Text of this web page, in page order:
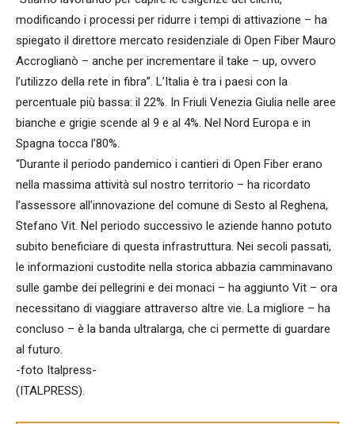
modificando i processi per ridurre i tempi di attivazione – ha
spiegato il direttore mercato residenziale di Open Fiber Mauro
Accroglianò – anche per incrementare il take – up, ovvero
l’utilizzo della rete in fibra”. L’Italia è tra i paesi con la
percentuale più bassa: il 22%. In Friuli Venezia Giulia nelle aree
bianche e grigie scende al 9 e al 4%. Nel Nord Europa e in
Spagna tocca l’80%.
“Durante il periodo pandemico i cantieri di Open Fiber erano
nella massima attività sul nostro territorio – ha ricordato
l’assessore all’innovazione del comune di Sesto al Reghena,
Stefano Vit. Nel periodo successivo le aziende hanno potuto
subito beneficiare di questa infrastruttura. Nei secoli passati,
le informazioni custodite nella storica abbazia camminavano
sulle gambe dei pellegrini e dei monaci – ha aggiunto Vit – ora
necessitano di viaggiare attraverso altre vie. La migliore – ha
concluso – è la banda ultralarga, che ci permette di guardare
al futuro.
-foto Italpress-
(ITALPRESS).